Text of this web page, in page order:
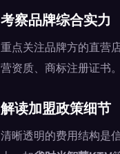
考察品牌综合实力
重点关注品牌方的直营
营资质、商标注册证书
解读加盟政策细节
清晰透明的费用结构是